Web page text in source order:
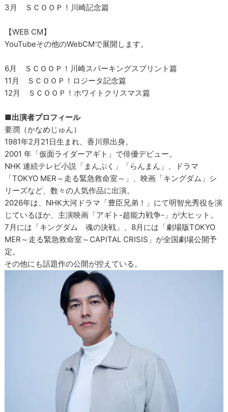
3月 ＳＣＯＯＰ！川崎記念篇
【WEB CM】
YouTubeその他のWebCMで展開します。
6月 ＳＣＯＯＰ！川崎スパーキングスプリント篇
11月 ＳＣＯＯＰ！ロジータ記念篇
12月 ＳＣＯＯＰ！ホワイトクリスマス篇
■出演者プロフィール
要潤（かなめじゅん）
1981年2月21日生まれ、香川県出身。
2001 年「仮面ライダーアギト」で俳優デビュー。
NHK 連続テレビ小説「まんぷく」「らんまん」、ドラマ
「TOKYO MER～走る緊急救命室～」、映画「キングダム」シ
リーズなど、数々の人気作品に出演。
2026年は、NHK大河ドラマ「豊臣兄弟！」にて明智光秀役を演
じているほか、主演映画「アギト-超能力戦争-」が大ヒット。
7月には「キングダム 魂の決戦」、8月には「劇場版TOKYO
MER～走る緊急救命室～CAPITAL CRISIS」が全国劇場公開予
定。
その他にも話題作の公開が控えている。